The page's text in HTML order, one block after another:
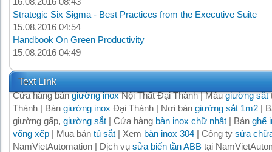
Strategic Six Sigma - Best Practices from the Executive Suite
15.08.2016 04:54
Handbook On Green Productivity
15.08.2016 04:49
Text Link
Cửa hàng bángiường inoxNội Thất Đại Thành | Mẫugiường sắt
Thành | Bán giường inox Đại Thành | Nơi bán giường sắt 1m2 |
giường gấp, giường sắt | Cửa hàng bàn inox chữ nhật | Bán ghế
võng xếp | Mua bán tủ sắt | Xem bàn inox 304 | Công ty sửa
NamVietAutomation | Dịch vụ sửa biến tần ABB tại